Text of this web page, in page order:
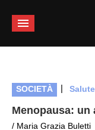
SOCIETÀ | Salute
Menopausa:
/ Maria Grazia Buletti